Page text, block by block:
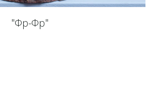
"Фр-Фр"